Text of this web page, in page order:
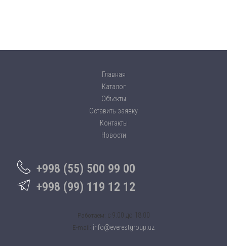
Главная
Каталог
Объекты
Оставить заявку
Контакты
Новости
+998 (55) 500 99 00
+998 (99) 119 12 12
Работаем: c 9:00 до 18:00
E-mail: info@everestgroup.uz